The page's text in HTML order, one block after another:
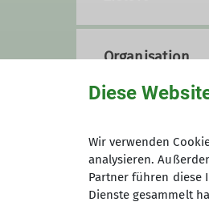
Organisation
Diese
Wir verwenden
analysieren.
Partner führen diese
Dienste gesammelt